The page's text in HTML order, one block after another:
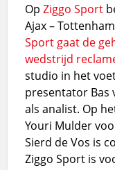
OpZiggo Sport
Ajax –
Sport gaat de
wedstrijd
studio in het
presentator Bas
als analist. Op
Youri Mulder
Sierd de Vos is
Ziggo Sport is